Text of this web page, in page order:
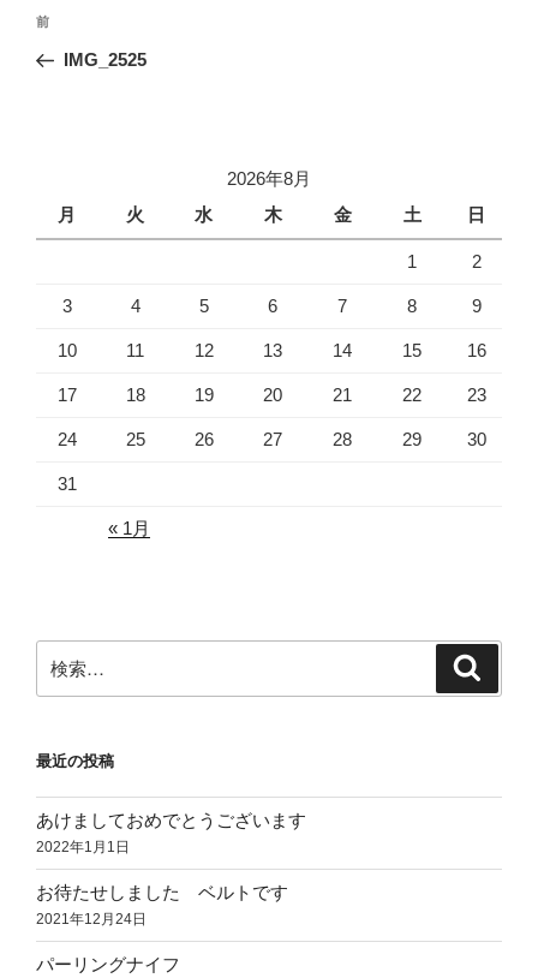
投
ナ
ョ
前
の
前
IMG_2525
2026年8月
月
火 水 木 金 土 日
1 2
3 4 5 6 7 8 9
10 11 12 13 14 15 16
17 18 19 20 21 22 23
24 25 26 27 28 29 30
31
« 1月
索:
最近の投稿
あけましておめでとうございます
2022年1月1日
お待たせしました ベルトです
2021年12月24日
パーリングナイフ